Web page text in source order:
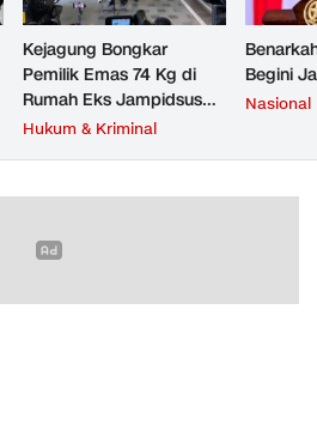
Kejagung Bongkar
Pemilik Emas 74 Kg di
Rumah Eks Jampidsus
Febrie Adriansyah
Hukum & Kriminal
Begini
Nasional